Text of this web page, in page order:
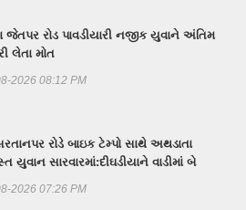
જેતપર રોડ પાવડીયારી નજીક યુવાને અંતિમ
લેતા મોત
2026 08:12 PM
રોડે બાઇક ટેમ્પો સાથે અથડાતા
યુવાન સારવારમાં:દીઘડીયાને વાડીમાં બે
2026 07:26 PM